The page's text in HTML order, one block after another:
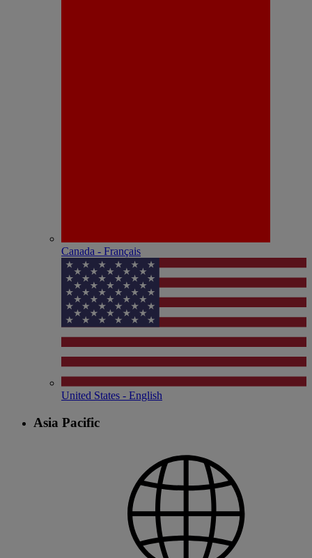
Canada - Français
United States - English
Asia Pacific